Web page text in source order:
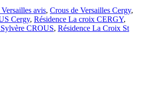
avis, Crous de Versailles Cergy,
Cergy, Résidence La croix CERGY,
CROUS, Résidence La Croix St